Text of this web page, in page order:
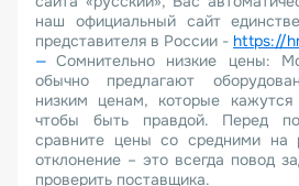
наш официальный сайт
представителя в России - https://
Сомнительно низкие цены:
обычно предлагают
низким ценам, которые
чтобы быть правдой. Перед
сравните цены со средними на
отклонение – это всегда повод
проверить поставщика.